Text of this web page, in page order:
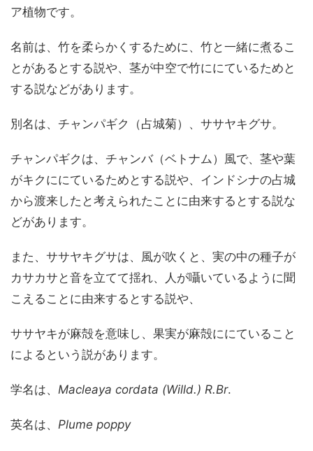
ア植物です。
名前は、竹を柔らかくするために、竹と一緒に煮るこ
とがあるとする説や、茎が中空で竹ににているためと
する説などがあります。
別名は、チャンパギク（占城菊）、ササヤキグサ。
チャンパギクは、チャンバ（ベトナム）風で、茎や葉
がキクににているためとする説や、インドシナの占城
から渡来したと考えられたことに由来するとする説な
どがあります。
また、ササヤキグサは、風が吹くと、実の中の種子が
カサカサと音を立てて揺れ、人が囁いているように聞
こえることに由来するとする説や、
ササヤキが麻殻を意味し、果実が麻殻ににていること
によるという説があります。
学名は、 Macleaya cordata (Willd.) R.Br.
英名は、 Plume poppy